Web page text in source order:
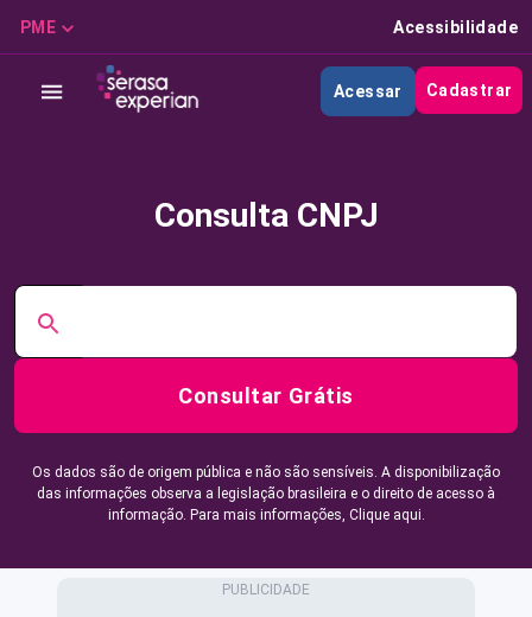
PME Acessibilidade
Acessar Cadastrar
Consulta CNPJ
Consultar Grátis
Os dados são de origem pública e não são sensíveis. A disponibilização
das informações observa a legislação brasileira e o direito de acesso à
informação. Para mais informações, Clique aqui.